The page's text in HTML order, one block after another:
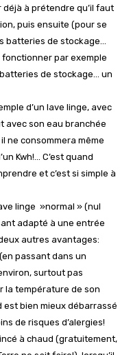
déjà à prétendre qu’il faut
puis ensuite (pour se
batteries de stockage…
par exemple
de stockage… un
d’un lave linge, avec
avec son eau branchée
ne consommera même
Kwh!… C’est quand
et c’est si simple à
linge »normal » (nul
adapté à une entrée
autres avantages:
passant dans un
surtout pas
la température de son
est bien mieux débarrassé
de risques d’alergies!
à chaud (gratuitement,